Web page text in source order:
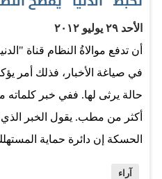
الأحد ٢٩ يوليو ٢٠١٢
أن تدفع موالاةُ النظام قناة
في صياغة الأخبار، فذلك أمر
حالة يرثى لها. ففي خبر
أكثر من مطب. يقول الخبر الذي
آراء